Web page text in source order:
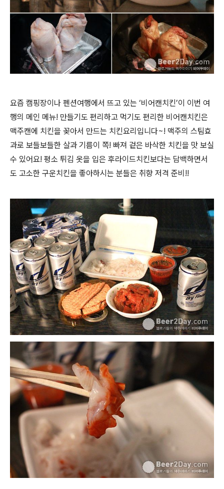
요즘 캠핑장이나 펜션여행에서 뜨고 있는 ‘비어캔치킨’이 이번 여
행의 메인 메뉴! 만들기도 편리하고 먹기도 편리한 비어캔치킨은
맥주캔에 치킨을 꽂아서 만드는 치킨요리입니다~! 맥주의 스팀효
과로 보들보들한 살과 기름이 쪽! 빠져 겉은 바삭한 치킨을 맛 보실
수 있어요! 평소 튀김 옷을 입은 후라이드치킨보다는 담백하면서
도 고소한 구운치킨을 좋아하시는 분들은 취향 저격 준비!!